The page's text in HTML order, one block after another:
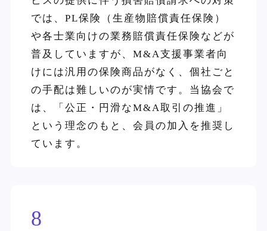
では、PL保険（生産物賠償責任保険）
や各士業向けの業務賠償責任保険などが
普及していますが、M&A支援事業者向
けには汎用の保険商品がなく、個社ごと
の手配は難しいのが実情です。当協会で
は、「公正・円滑なM&A取引の推進」
という理念のもと、会員の加入を推奨し
ています。
8